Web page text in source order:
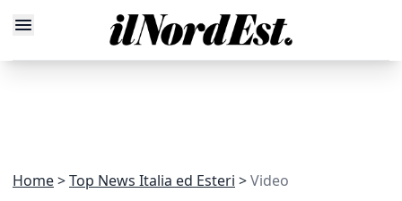
Home Top News Italia ed Esteri Video